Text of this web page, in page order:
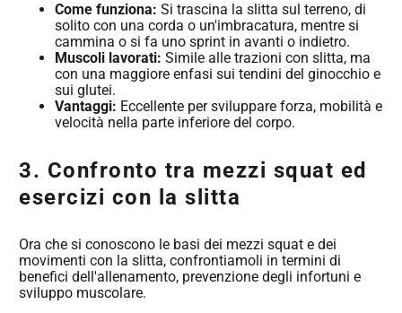
Come funziona: Si trascina la slitta sul terreno, di
solito con una corda o un'imbracatura, mentre si
cammina o si fa uno sprint in avanti o indietro.
Muscoli lavorati: Simile alle trazioni con slitta, ma
con una maggiore enfasi sui tendini del ginocchio e
sui glutei.
Vantaggi: Eccellente per sviluppare forza, mobilità e
velocità nella parte inferiore del corpo.
3. Confronto tra mezzi squat ed
esercizi con la slitta
Ora che si conoscono le basi dei mezzi squat e dei
movimenti con la slitta, confrontiamoli in termini di
benefici dell'allenamento, prevenzione degli infortuni e
sviluppo muscolare.